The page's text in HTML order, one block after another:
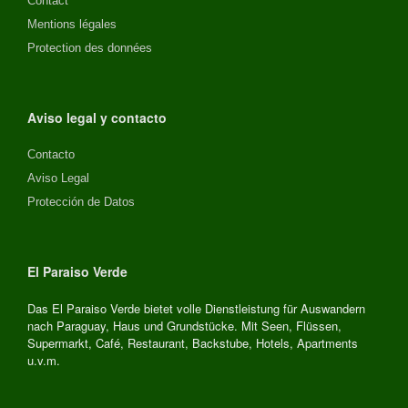
Mentions légales
Protection des données
Aviso legal y contacto
Contacto
Aviso Legal
Protección de Datos
El Paraiso Verde
Das El Paraiso Verde bietet volle Dienstleistung für Auswandern
nach Paraguay, Haus und Grundstücke. Mit Seen, Flüssen,
Supermarkt, Café, Restaurant, Backstube, Hotels, Apartments
u.v.m.